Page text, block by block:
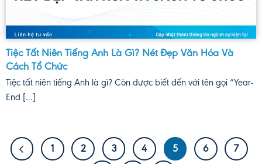
Tiệc Tất Niên Tiếng Anh Là Gì? Nét Đẹp Văn Hóa Và
Cách Tổ Chức
Tiệc tất niên tiếng Anh là gì? Còn được biết đến với tên gọi “Year-
End [...]
1 2 3 4 5 6
7